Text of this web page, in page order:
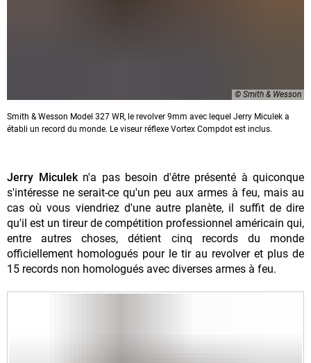
© Smith & Wesson
Smith & Wesson Model 327 WR, le revolver 9mm avec lequel Jerry Miculek a
établi un record du monde. Le viseur réflexe Vortex Compdot est inclus.
Jerry Miculekn'a pas besoin d'être présenté à quiconque
s'intéresse ne serait-ce qu'un peu aux armes à feu, mais au
cas où vous viendriez d'une autre planète, il suffit de dire
qu'il est un tireur de compétition professionnel américain qui,
entre autres choses, détient cinq records du monde
officiellement homologués pour le tir au revolver et plus de
15 records non homologués avec diverses armes à feu.